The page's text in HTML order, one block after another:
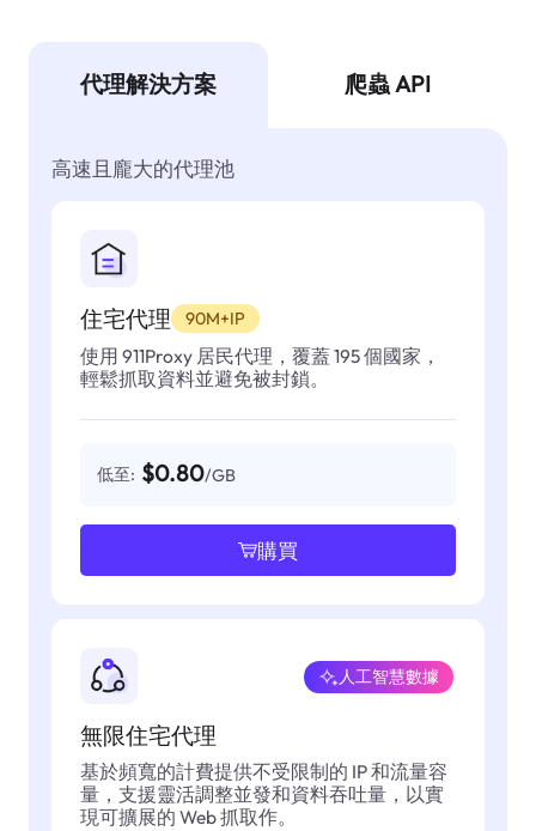
代理解決方案 爬蟲 API
高速且龐大的代理池
住宅代理 90M+IP
使用 911Proxy 居民代理，覆蓋 195 個國家，
輕鬆抓取資料並避免被封鎖。
低至: $0.80/GB
購買
無限住宅代理
人工智慧數據
基於頻寬的計費提供不受限制的 IP 和流量容
量，支援靈活調整並發和資料吞吐量，以實
現可擴展的 Web 抓取作。